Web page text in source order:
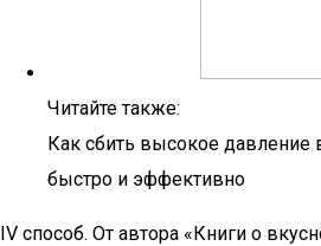
Читайте также:
Как сбить высокое давление
быстро и эффективно
IV способ. От автора «Книги о